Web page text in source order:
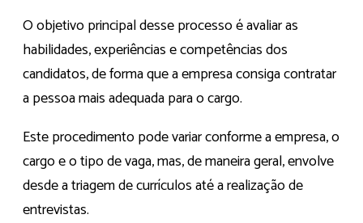
O objetivo principal desse processo é avaliar as
habilidades, experiências e competências dos
candidatos, de forma que a empresa consiga contratar
a pessoa mais adequada para o cargo.
Este procedimento pode variar conforme a empresa, o
cargo e o tipo de vaga, mas, de maneira geral, envolve
desde a triagem de currículos até a realização de
entrevistas.